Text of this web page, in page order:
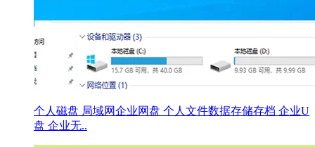
个人磁盘 局域网企业网盘 个人文件数据存储存档 企业U
盘 企业无..